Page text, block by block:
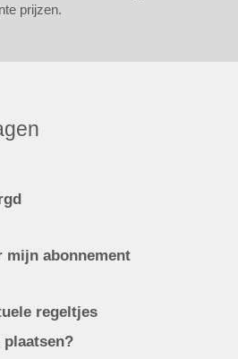
prijzen.
mijn abonnement
regeltjes